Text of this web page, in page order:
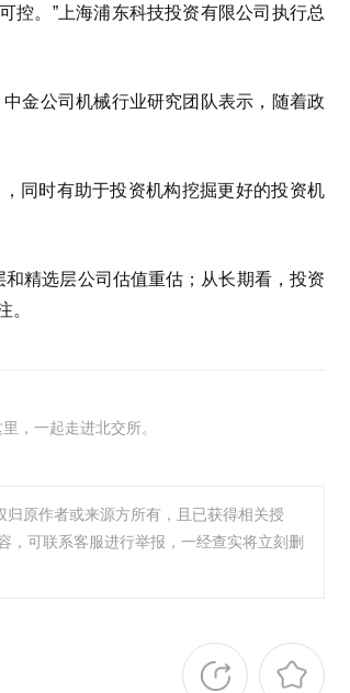
控。”上海浦东科技投资有限公司执行总
金公司机械行业研究团队表示，随着政
同时有助于投资机构挖掘更好的投资机
精选层公司估值重估；从长期看，投资
。
，一起走进北交所。
归原作者或来源方所有，且已获得相关授
，可联系客服进行举报，一经查实将立刻删